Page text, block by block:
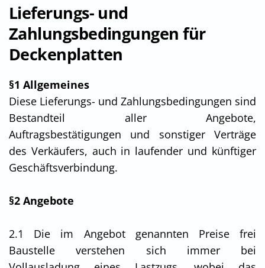
Lieferungs- und
Zahlungsbedingungen für
Deckenplatten
§1 Allgemeines
Diese Lieferungs- und Zahlungsbedingungen sind
Bestandteil aller Angebote,
Auftragsbestätigungen und sonstiger Verträge
des Verkäufers, auch in laufender und künftiger
Geschäftsverbindung.
§2 Angebote
2.1 Die im Angebot genannten Preise frei
Baustelle verstehen sich immer bei